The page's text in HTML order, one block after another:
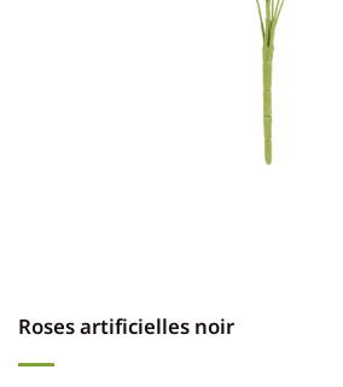
Roses artificielles noir